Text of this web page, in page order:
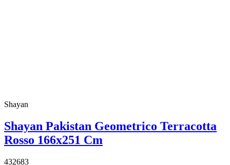
Shayan
Shayan Pakistan Geometrico Terracotta
Rosso 166x251 Cm
432683